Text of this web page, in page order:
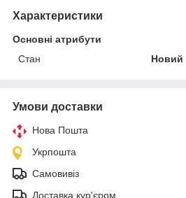
Характеристики
Основні атрибути
Стан
Новий
Умови доставки
Нова Пошта
Укрпошта
Самовивіз
Доставка кур'єром